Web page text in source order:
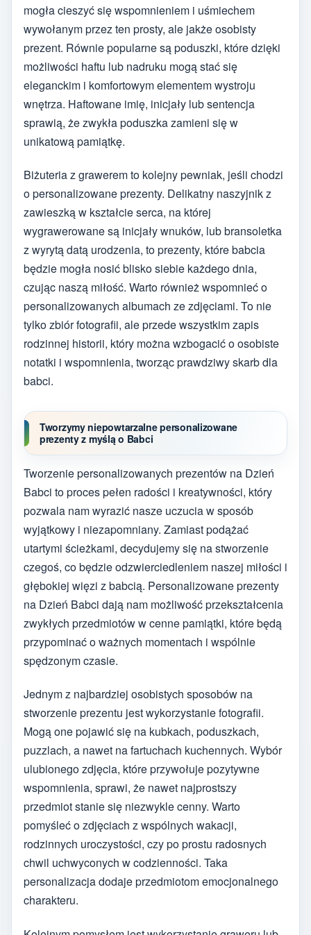
mogła cieszyć się wspomnieniem i uśmiechem
wywołanym przez ten prosty, ale jakże osobisty
prezent. Równie popularne są poduszki, które dzięki
możliwości haftu lub nadruku mogą stać się
eleganckim i komfortowym elementem wystroju
wnętrza. Haftowane imię, inicjały lub sentencja
sprawią, że zwykła poduszka zamieni się w
unikatową pamiątkę.
Biżuteria z grawerem to kolejny pewniak, jeśli chodzi
o personalizowane prezenty. Delikatny naszyjnik z
zawieszką w kształcie serca, na której
wygrawerowane są inicjały wnuków, lub bransoletka
z wyrytą datą urodzenia, to prezenty, które babcia
będzie mogła nosić blisko siebie każdego dnia,
czując naszą miłość. Warto również wspomnieć o
personalizowanych albumach ze zdjęciami. To nie
tylko zbiór fotografii, ale przede wszystkim zapis
rodzinnej historii, który można wzbogacić o osobiste
notatki i wspomnienia, tworząc prawdziwy skarb dla
babci.
Tworzymy niepowtarzalne personalizowane
prezenty z myślą o Babci
Tworzenie personalizowanych prezentów na Dzień
Babci to proces pełen radości i kreatywności, który
pozwala nam wyrazić nasze uczucia w sposób
wyjątkowy i niezapomniany. Zamiast podążać
utartymi ścieżkami, decydujemy się na stworzenie
czegoś, co będzie odzwierciedleniem naszej miłości i
głębokiej więzi z babcią. Personalizowane prezenty
na Dzień Babci dają nam możliwość przekształcenia
zwykłych przedmiotów w cenne pamiątki, które będą
przypominać o ważnych momentach i wspólnie
spędzonym czasie.
Jednym z najbardziej osobistych sposobów na
stworzenie prezentu jest wykorzystanie fotografii.
Mogą one pojawić się na kubkach, poduszkach,
puzzlach, a nawet na fartuchach kuchennych. Wybór
ulubionego zdjęcia, które przywołuje pozytywne
wspomnienia, sprawi, że nawet najprostszy
przedmiot stanie się niezwykle cenny. Warto
pomyśleć o zdjęciach z wspólnych wakacji,
rodzinnych uroczystości, czy po prostu radosnych
chwil uchwyconych w codzienności. Taka
personalizacja dodaje przedmiotom emocjonalnego
charakteru.